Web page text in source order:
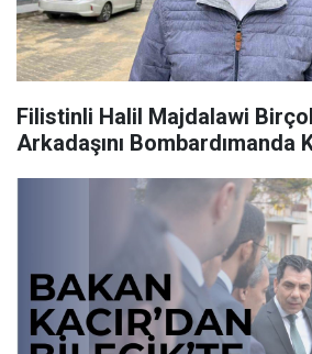
Filistinli Halil Majdalawi
Arkadaşını Bombardımanda